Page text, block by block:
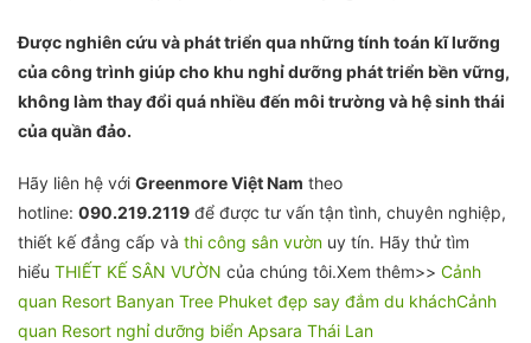
Được nghiên cứu và phát triển qua những tính toán kĩ lưỡng
của công trình giúp cho khu nghỉ dưỡng phát triển bền vững,
không làm thay đổi quá nhiều đến môi trường và hệ sinh thái
của quần đảo.
Hãy liên hệ với Greenmore Việt Nam theo
hotline: 090.219.2119 để được tư vấn tận tình, chuyên nghiệp,
thiết kế đẳng cấp và thi công sân vườn uy tín. Hãy thử tìm
hiểu THIẾT KẾ SÂN VƯỜN của chúng tôi.Xem thêm>> Cảnh
quan Resort Banyan Tree Phuket đẹp say đắm du kháchCảnh
quan Resort nghỉ dưỡng biển Apsara Thái Lan